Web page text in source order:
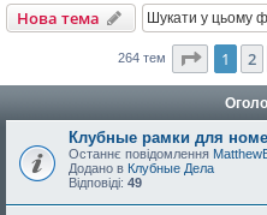
Нова тема
264 тем 1 2
Клубные рамки для
Останнє повідомлення
Додано в Клубные Дела
Відповіді: 49